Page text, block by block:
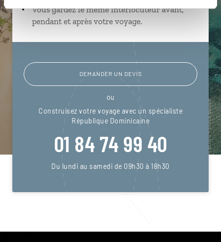
Vous gardez le même interlocuteur avant,
pendant et après votre voyage.
DEMANDER UN DEVIS
ou
Construisez votre voyage avec un spécialiste
République Dominicaine
01 84 74 99 40
Du lundi au samedi de 09h30 à 18h30